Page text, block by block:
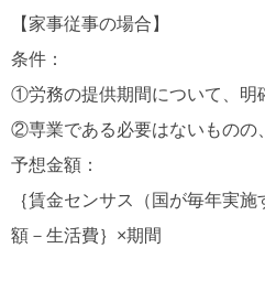
【家事従事の場合】
条件：
①労務の提供期間について、明
②専業である必要はないものの
予想金額：
｛賃金センサス（国が毎年実
額－生活費｝×期間